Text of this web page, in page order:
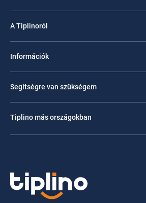
A Tiplinoról
Információk
Segítségre van szükségem
Tiplino más országokban